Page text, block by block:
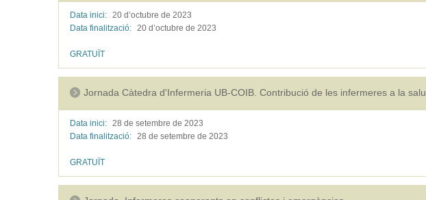
Data inici: 20 d’octubre de 2023
Data finalització: 20 d’octubre de 2023
GRATUÏT
Jornada Càtedra d'Infermeria UB-COIB. Contribució de les infermeres a la
Data inici: 28 de setembre de 2023
Data finalització: 28 de setembre de 2023
GRATUÏT